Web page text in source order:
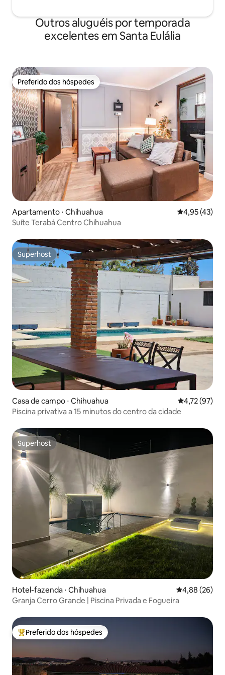
Outros aluguéis por temporada
excelentes em Santa Eulália
Preferido dos hóspedes
Preferido dos hóspedes
Apartamento ⋅ Chihuahua 4,95 de uma
4,95 (43)
Suíte Terabá Centro Chihuahua
Superhost
Superhost
Casa de campo ⋅ Chihuahua 4,72 de uma
4,72 (97)
Piscina privativa a 15 minutos do centro da cidade
Superhost
Superhost
Hotel-fazenda ⋅ Chihuahua 4,88 de uma
4,88 (26)
Granja Cerro Grande | Piscina Privada e Fogueira
Entre os melhores preferidos dos hóspedes
Preferido dos hóspedes